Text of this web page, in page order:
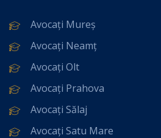
Avocați Mureș
Avocați Neamț
Avocați Olt
Avocați Prahova
Avocați Sălaj
Avocați Satu Mare